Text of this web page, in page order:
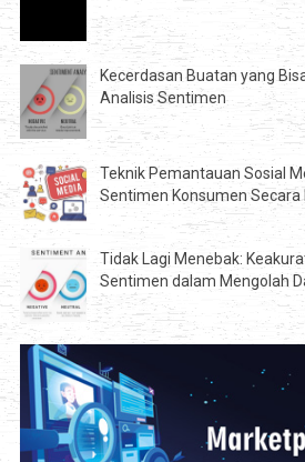
Kecerdasan Buatan yang
Analisis Sentimen
Teknik Pemantauan Sosial
Sentimen Konsumen Secara
Tidak Lagi Menebak:
Sentimen dalam Mengolah